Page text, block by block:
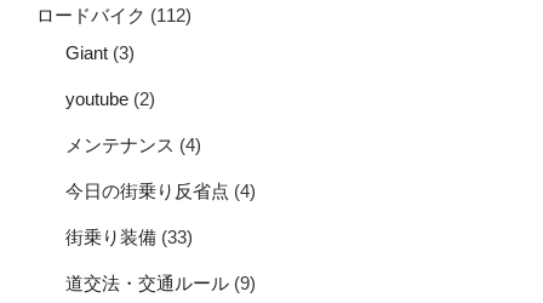
ロードバイク (112)
Giant (3)
youtube (2)
メンテナンス (4)
今日の街乗り反省点 (4)
街乗り装備 (33)
道交法・交通ルール (9)